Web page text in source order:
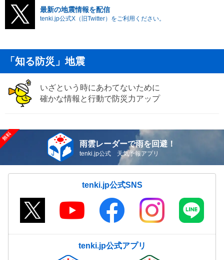
最新の地震情報を配信
tenki.jp公式X（旧Twitter）をご利用ください。
「知る防災」地震
いざという時にあわてないために
確かな情報と行動で防災力アップ
雨雲レーダーで雨を回避！
tenki.jp公式 天気予報アプリ
tenki.jp公式SNS
tenki.jp公式アプリ